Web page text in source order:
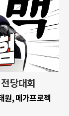
당대회
원, 메가프로젝